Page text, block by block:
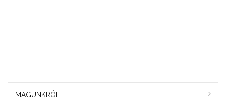
MAGUNKRÓL